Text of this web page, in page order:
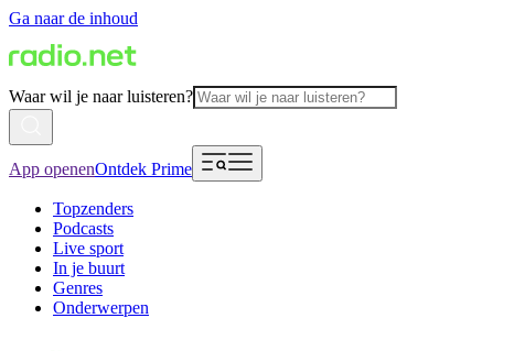
Ga naar de inhoud
Waar wil je naar luisteren?
App openenOntdek Prime
Topzenders
Podcasts
Live sport
In je buurt
Genres
Onderwerpen